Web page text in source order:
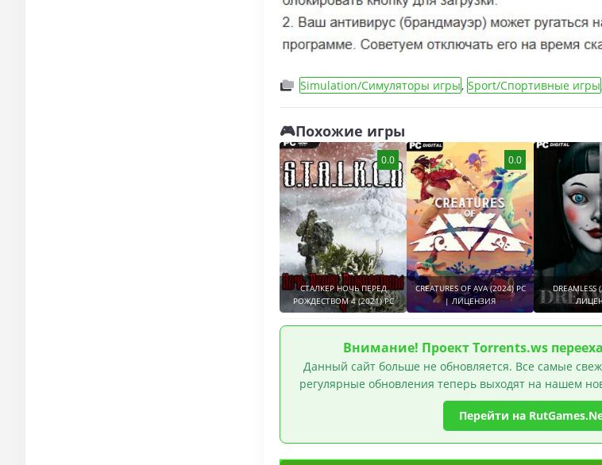
Simulation/Симуляторы игры, Sport/Спортивные игры
🎮Похожие игры
0.0
СТАЛКЕР НОЧЬ ПЕРЕД
РОЖДЕСТВОМ 4 (2021) PC
0.0
CREATURES OF AVA (2024) PC
| ЛИЦЕНЗИЯ
Внимание! Проект Torrents.ws
Данный сайт больше не обновляется. Все самые
регулярные обновления теперь выходят на нашем
Перейти на